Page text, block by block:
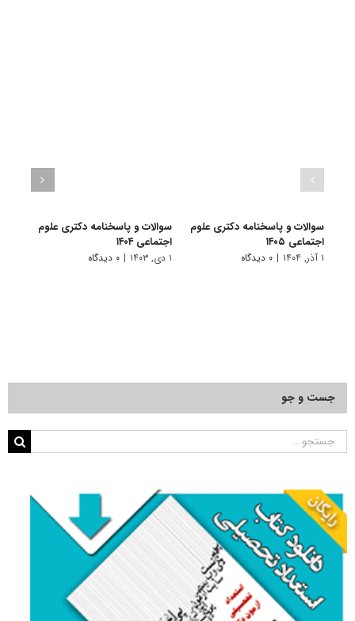
سوالات و پاسخنامه دکتری علوم
اجتماعی ۱۴۰۵
۱ آذر, ۱۴۰۴ | ۰ دیدگاه
سوالات و پاسخنامه دکتری علوم
اجتماعی ۱۴۰۴
۱ دی, ۱۴۰۳ | ۰ دیدگاه
جست و جو
جستجو